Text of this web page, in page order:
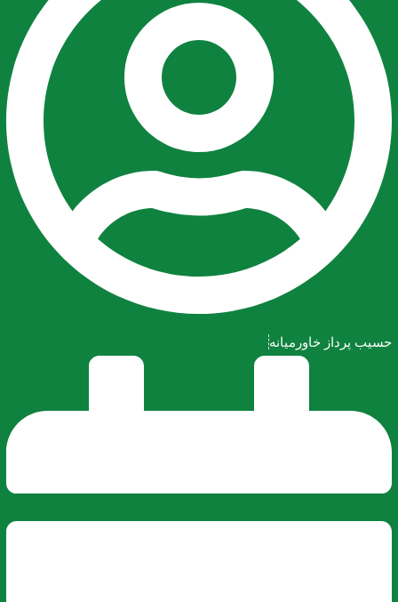
حسیب پرداز خاورمیانه